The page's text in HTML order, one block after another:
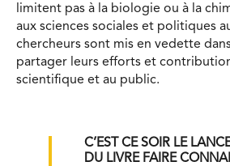
limitent pas à la biologie ou à la
aux sciences sociales et politiques
chercheurs sont mis en vedette
partager leurs efforts et
scientifique et au public.
C’EST CE SOIR LE
DU LIVRE FAIRE